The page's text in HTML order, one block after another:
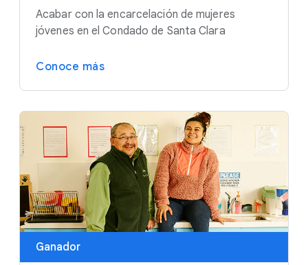
Acabar con la encarcelación de mujeres
jóvenes en el Condado de Santa Clara
Conoce más
Ganador